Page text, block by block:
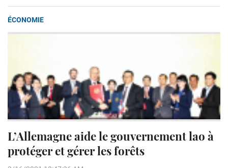
ÉCONOMIE
L’Allemagne aide le gouvernement lao à
protéger et gérer les forêts